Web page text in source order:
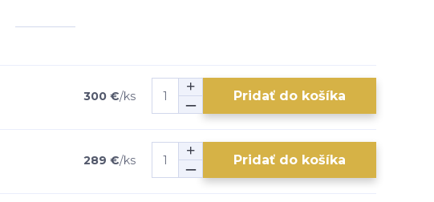
300 €/ks Pridať do košíka
289 €/ks Pridať do košíka